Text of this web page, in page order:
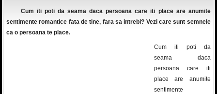
Cum iti poti da seama daca persoana care iti place are anumite
sentimente romantice fata de tine, fara sa intrebi? Vezi care sunt semnele
ca o persoana te place.
Cum iti poti da
seama daca
persoana care iti
place are anumite
sentimente